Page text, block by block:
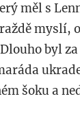
měl s
myslí,
byl
šoku a